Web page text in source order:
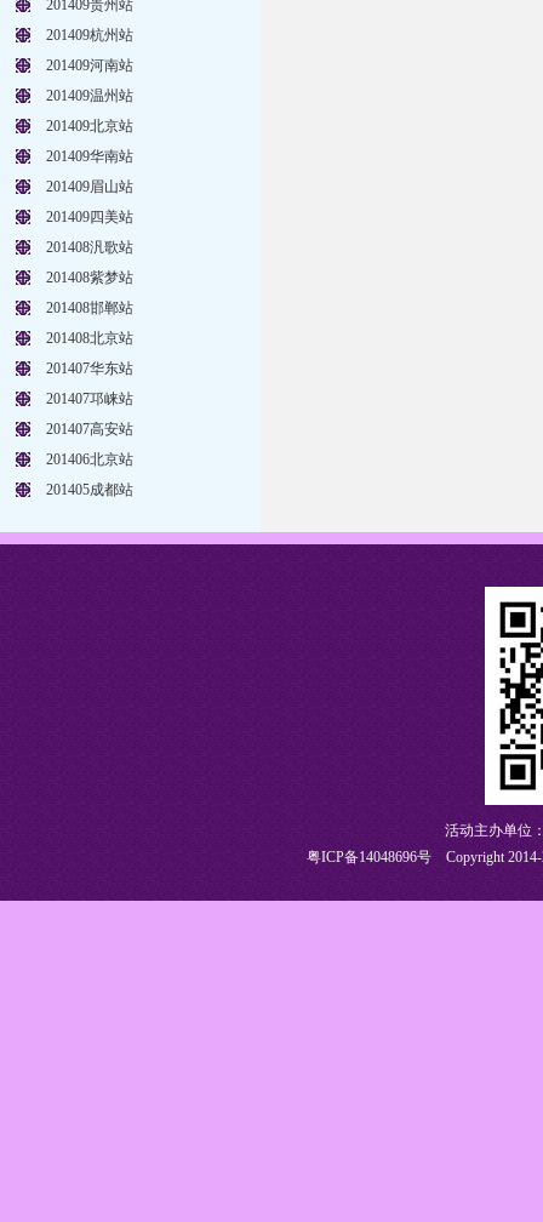
201409贵州站
201409杭州站
201409河南站
201409温州站
201409北京站
201409华南站
201409眉山站
201409四美站
201408汎歌站
201408紫梦站
201408邯郸站
201408北京站
201407华东站
201407邛崃站
201407高安站
201406北京站
201405成都站
活动主办单位
粤ICP备14048696号
Copyright